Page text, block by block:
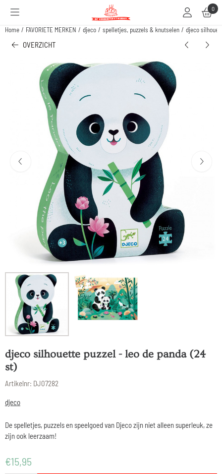
Cookievoorkeuren zijn beschikbaar. Kies instellingen of sta alle cookies toe.0
Home / FAVORIETE MERKEN / djeco / spelletjes, puzzels & knutselen / djeco
OVERZICHT
djeco silhouette puzzel - leo de panda (24
st)
Artikelnr: DJ07282
djeco
De spelletjes, puzzels en speelgoed van Djeco zijn niet alleen superleuk, ze
zijn ook leerzaam!
€15,95